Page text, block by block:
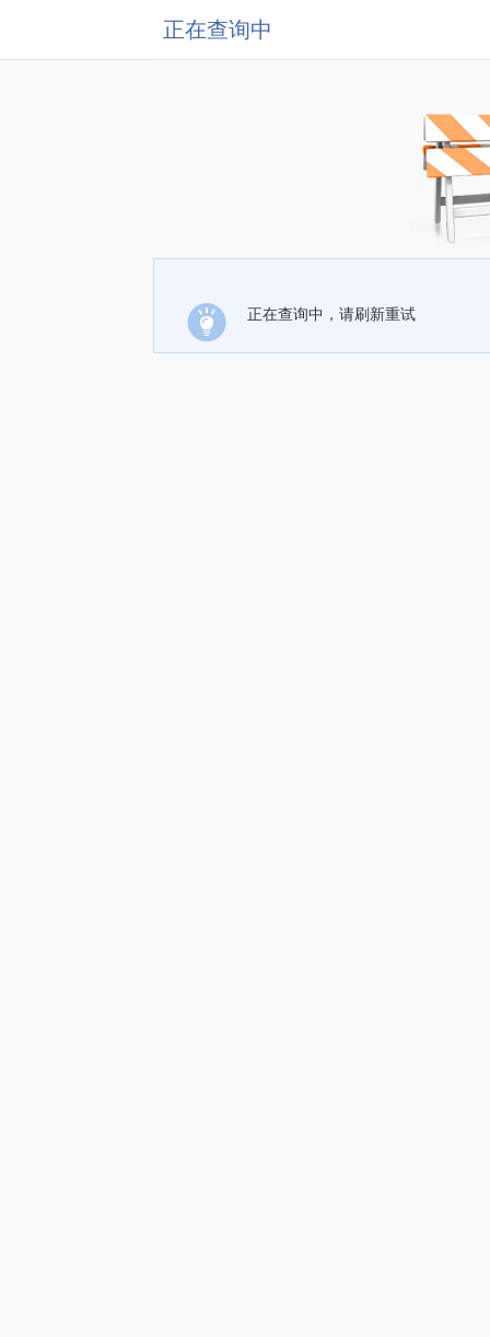
正在查询中
正在查询中，请刷新重试